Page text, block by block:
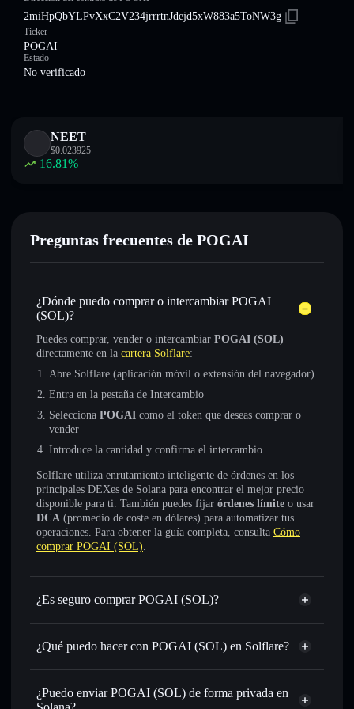
2miHpQbYLPvXxC2V234jrrrtnJdejd5xW883a5ToNW3g
Ticker
POGAI
Estado
No verificado
NEET
$0.023925
16.81%
Preguntas frecuentes de POGAI
¿Dónde puedo comprar o intercambiar POGAI
(SOL)?
Puedes comprar, vender o intercambiar POGAI (SOL)
directamente en la cartera Solflare:
Abre Solflare (aplicación móvil o extensión del navegador)
Entra en la pestaña de Intercambio
Selecciona POGAI como el token que deseas comprar o
vender
Introduce la cantidad y confirma el intercambio
Solflare utiliza enrutamiento inteligente de órdenes en los
principales DEXes de Solana para encontrar el mejor precio
disponible para ti. También puedes fijar órdenes límite o usar
DCA (promedio de coste en dólares) para automatizar tus
operaciones. Para obtener la guía completa, consulta Cómo
comprar POGAI (SOL).
¿Es seguro comprar POGAI (SOL)?
POGAI (SOL) no está verificado
¿Qué puedo hacer con POGAI (SOL) en Solflare?
POGAI (SOL)
cartera de Solflare
Intercambiar al instante: operar con POGAI para SOL,
USDC o miles de otros tokens de Solana con enrutamiento
¿Puedo enviar POGAI (SOL) de forma privada en